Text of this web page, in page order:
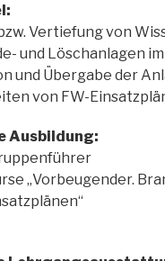
Vertiefung von
und Löschanlagen
und Übergabe der
von FW-
Ausbildung:
„Vorbeugender.